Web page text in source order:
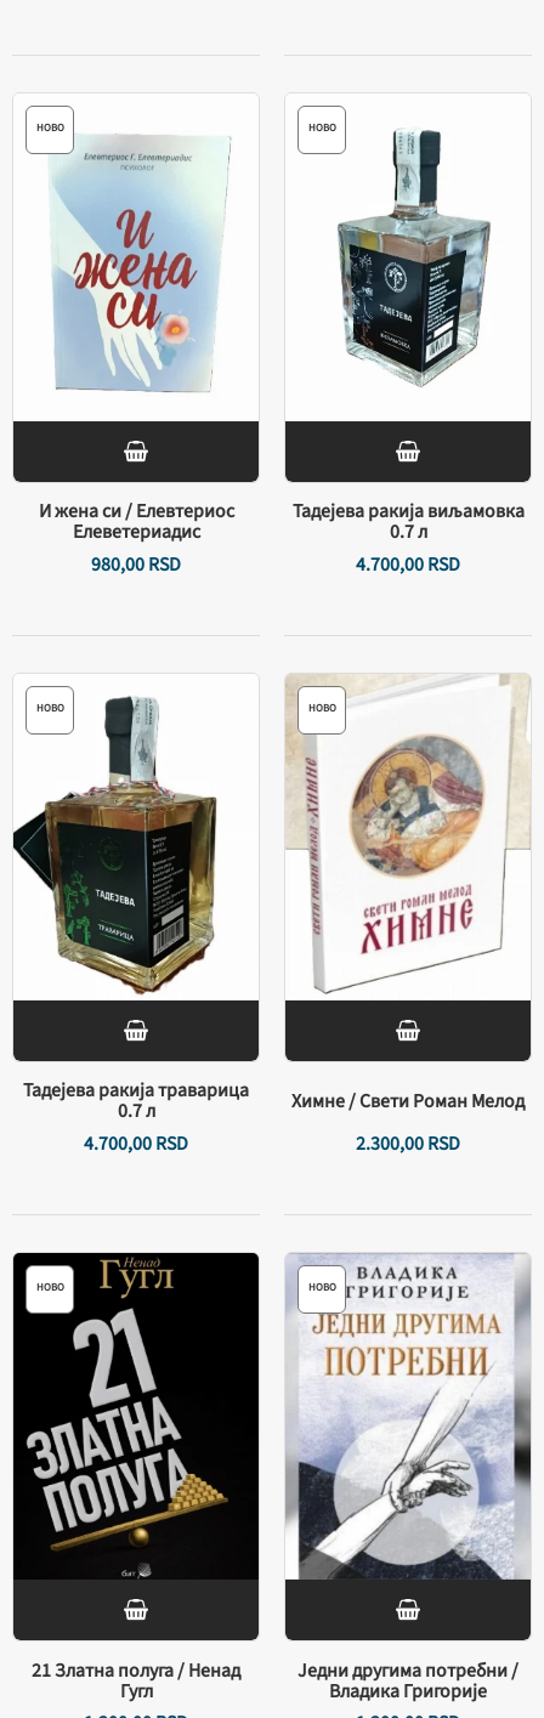
НОВО
И жена си / Елевтериос
Елеветериадис
980,00RSD
НОВО
Тадејева ракија виљамовка
0.7 л
4.700,00RSD
НОВО
Тадејева ракија траварица
0.7 л
4.700,00RSD
НОВО
Химне / Свети Роман Мелод
2.300,00RSD
НОВО
21 Златна полуга / Ненад
Гугл
НОВО
Једни другима потребни /
Владика Григорије